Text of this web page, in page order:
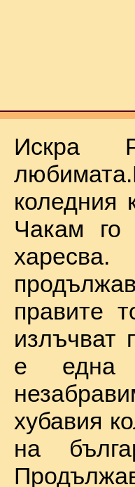
Искра
Чакам го
правите
излъчват
е една
хубавия
на